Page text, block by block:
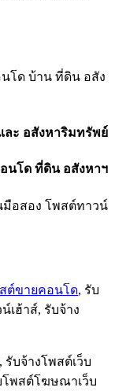
โด บ้าน ที่ดิน อสัง
ละ อสังหาริมทรัพย์
นโด ที่ดิน อสังหาฯ
มือสอง โพสต์ทาวน์
ต์ขายคอนโด, รับ
ฮ้าส์, รับจ้าง
, รับจ้างโพสต์เว็บ
โพสต์โฆษณาเว็บ